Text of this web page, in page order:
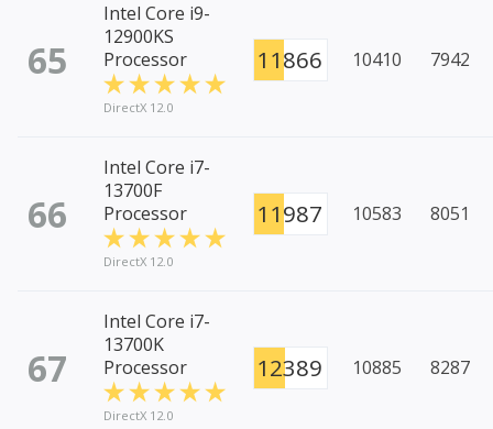
65
Intel Core i9-
12900KS
Processor
DirectX 12.0
11866 10410 7942
66
Intel Core i7-
13700F
Processor
DirectX 12.0
11987 10583 8051
67
Intel Core i7-
13700K
Processor
DirectX 12.0
12389 10885 8287